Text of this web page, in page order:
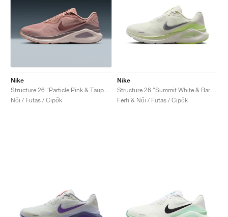
Nike
Női / Futás / Cipők
Nike
Férfi & Női / Futás / Cipők